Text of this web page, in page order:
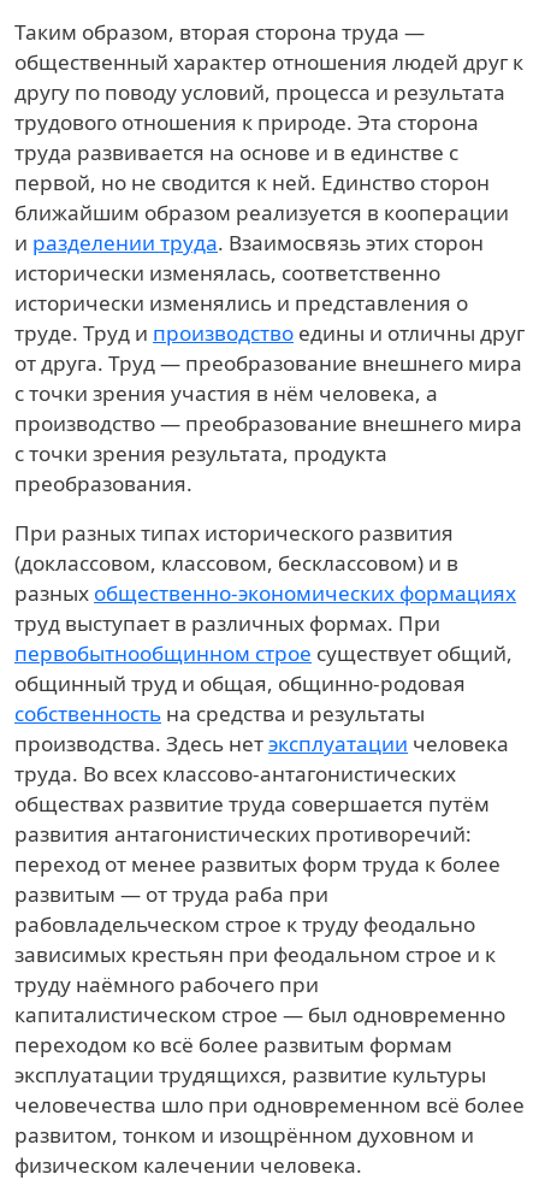
Таким образом, вторая сторона труда —
общественный характер отношения людей друг к
другу по поводу условий, процесса и результата
трудового отношения к природе. Эта сторона
труда развивается на основе и в единстве с
первой, но не сводится к ней. Единство сторон
ближайшим образом реализуется в кооперации
и разделении труда. Взаимосвязь этих сторон
исторически изменялась, соответственно
исторически изменялись и представления о
труде. Труд и производство едины и отличны друг
от друга. Труд — преобразование внешнего мира
с точки зрения участия в нём человека, а
производство — преобразование внешнего мира
с точки зрения результата, продукта
преобразования.
При разных типах исторического развития
(доклассовом, классовом, бесклассовом) и в
разных общественно-экономических формациях
труд выступает в различных формах. При
первобытнообщинном строе существует общий,
общинный труд и общая, общинно-родовая
собственность на средства и результаты
производства. Здесь нетэксплуатации человека
труда. Во всех классово-антагонистических
обществах развитие труда совершается путём
развития антагонистических противоречий:
переход от менее развитых форм труда к более
развитым — от труда раба при
рабовладельческом строе к труду феодально
зависимых крестьян при феодальном строе и к
труду наёмного рабочего при
капиталистическом строе — был одновременно
переходом ко всё более развитым формам
эксплуатации трудящихся, развитие культуры
человечества шло при одновременном всё более
развитом, тонком и изощрённом духовном и
физическом калечении человека.